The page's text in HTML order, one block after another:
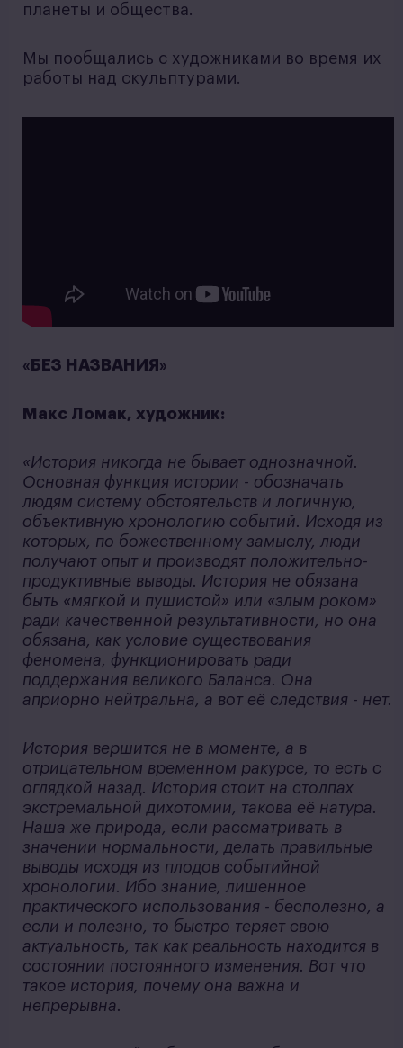
планеты и общества.
Мы пообщались с художниками во время их
работы над скульптурами.
«БЕЗ НАЗВАНИЯ»
Макс Ломак, художник:
«История никогда не бывает однозначной.
Основная функция истории - обозначать
людям систему обстоятельств и логичную,
объективную хронологию событий. Исходя из
которых, по божественному замыслу, люди
получают опыт и производят положительно-
продуктивные выводы. История не обязана
быть «мягкой и пушистой» или «злым роком»
ради качественной результативности, но она
обязана, как условие существования
феномена, функционировать ради
поддержания великого Баланса. Она
априорно нейтральна, а вот её следствия - нет.
История вершится не в моменте, а в
отрицательном временном ракурсе, то есть с
оглядкой назад. История стоит на столпах
экстремальной дихотомии, такова её натура.
Наша же природа, если рассматривать в
значении нормальности, делать правильные
выводы исходя из плодов событийной
хронологии. Ибо знание, лишенное
практического использования - бесполезно, а
если и полезно, то быстро теряет свою
актуальность, так как реальность находится в
состоянии постоянного изменения. Вот что
такое история, почему она важна и
непрерывна.